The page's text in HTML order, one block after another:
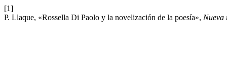
[1]
P. Llaque, «Rossella Di Paolo y la novelización de la poesía», Nueva